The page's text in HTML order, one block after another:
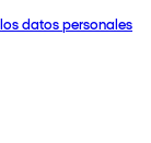
datos personales